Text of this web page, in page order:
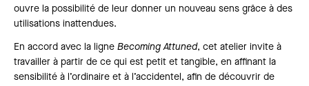
ouvre la possibilité de leur donner un nouveau sens grâce à des
utilisations inattendues.
En accord avec la ligne Becoming Attuned, cet atelier invite à
travailler à partir de ce qui est petit et tangible, en affinant la
sensibilité à l’ordinaire et à l’accidentel, afin de découvrir de